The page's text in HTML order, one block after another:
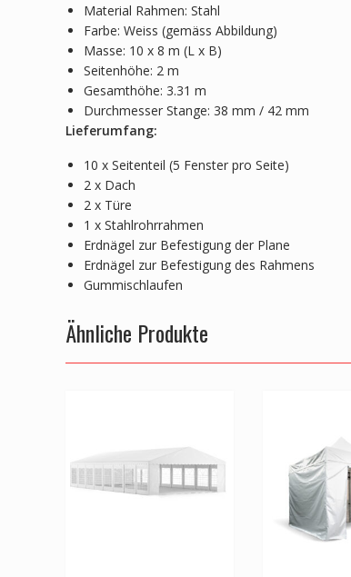
Material Rahmen: Stahl
Farbe: Weiss (gemäss Abbildung)
Masse: 10 x 8 m (L x B)
Seitenhöhe: 2 m
Gesamthöhe: 3.31 m
Durchmesser Stange: 38 mm / 42 mm
Lieferumfang:
10 x Seitenteil (5 Fenster pro Seite)
2 x Dach
2 x Türe
1 x Stahlrohrrahmen
Erdnägel zur Befestigung der Plane
Erdnägel zur Befestigung des Rahmens
Gummischlaufen
Ähnliche Produkte